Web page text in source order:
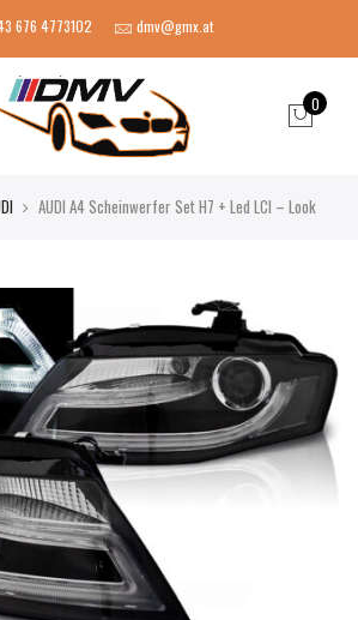
676 4773102 dmv@gmx.at
0
AUDI A4 Scheinwerfer Set H7 + Led LCI – Look